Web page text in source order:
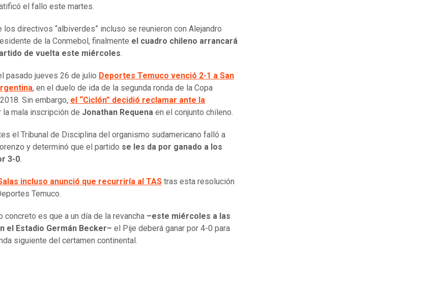
el fallo este martes.
los directivos “albiverdes” incluso se reunieron con Alejandro
de la Conmebol, finalmente el cuadro chileno arrancará
de vuelta este miércoles.
pasado jueves 26 de julio Deportes Temuco venció 2-1 a San
, en el duelo de ida de la segunda ronda de la Copa
Sin embargo, el “Ciclón” decidió reclamar ante la
la mala inscripción de Jonathan Requena en el conjunto chileno.
el Tribunal de Disciplina del organismo sudamericano falló a
y determinó que el partido se les da por ganado a los
3-0.
incluso anunció que recurriría al TAS tras esta resolución
Temuco.
concreto es que a un día de la revancha –este miércoles a las
el Estadio Germán Becker– el Pije deberá ganar por 4-0 para
siguiente del certamen continental.